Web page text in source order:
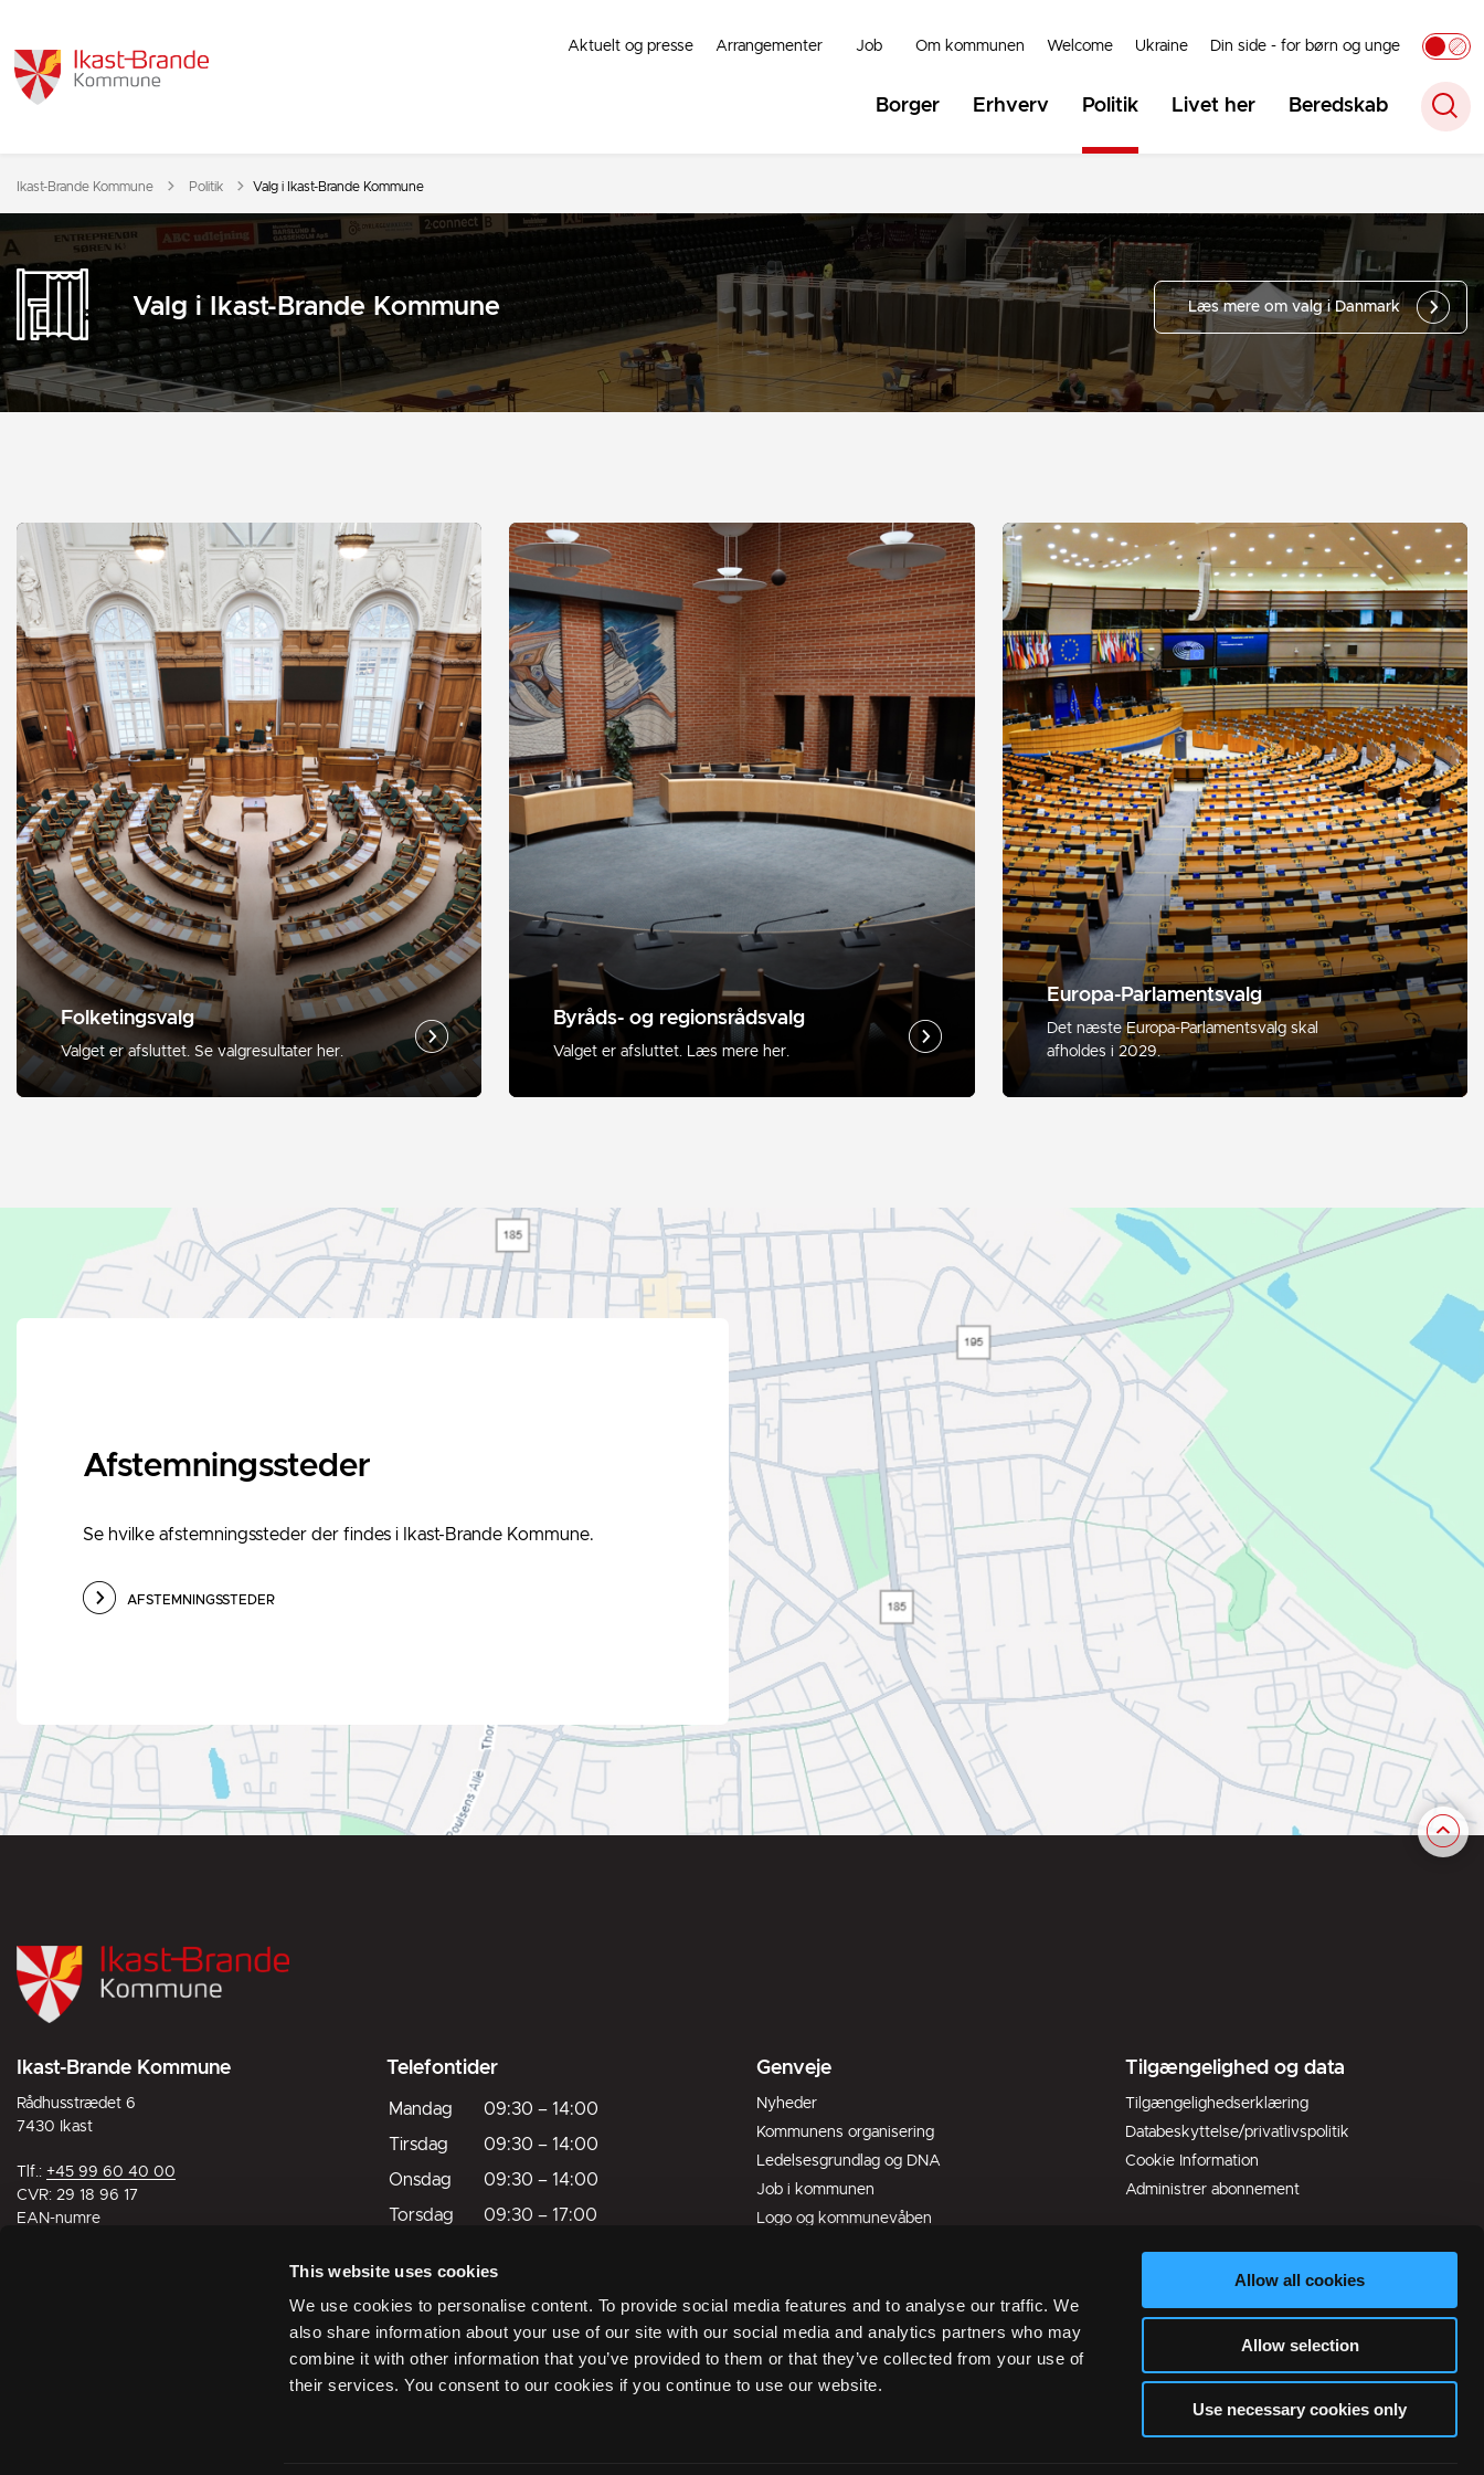
This website uses cookies
We use cookies to personalise content. To provide social media features and to analyse our traffic. We
also share information about your use of our site with our social media and analytics partners who may
combine it with other information that you’ve provided to them or that they’ve collected from your use of
their services. You consent to our cookies if you continue to use our website.
Allow all cookies
Allow selection
Use necessary cookies only
Aktuelt og presse Arrangementer Job Om kommunen Welcome Ukraine Din side - for børn og unge
Borger Erhverv Politik Livet her Beredskab
Ikast-Brande Kommune
Tilbage til
Politik Valg i Ikast-Brande Kommune
Valg i Ikast-Brande Kommune Læs mere om valg i Danmark
Folketingsvalg
Valget er afsluttet. Se valgresultater her.
Byråds- og regionsrådsvalg
Valget er afsluttet. Læs mere her.
Europa-Parlamentsvalg
Det næste Europa-Parlamentsvalg skal
afholdes i 2029.
Afstemningssteder
Se hvilke afstemningssteder der findes i Ikast-Brande Kommune.
AFSTEMNINGSSTEDER
Ikast-Brande Kommune
Rådhusstrædet 6
7430 Ikast
Tlf.: +45 99 60 40 00
CVR: 29 18 96 17
EAN-numre
Telefontider
Mandag 09:30 – 14:00
Tirsdag
09:30 – 14:00
Onsdag
09:30 – 14:00
Torsdag
09:30 – 17:00
Lukket Åbner fredag kl. 09:30
Genveje
Nyheder
Kommunens organisering
Ledelsesgrundlag og DNA
Job i kommunen
Logo og kommunevåben
Tilgængelighed og data
Tilgængelighedserklæring
Databeskyttelse/privatlivspolitik
Cookie Information
Administrer abonnement